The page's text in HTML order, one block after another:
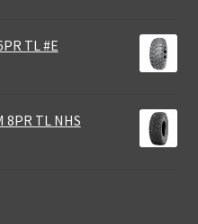
TL #E
8PR TL NHS